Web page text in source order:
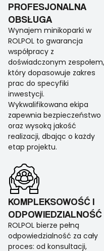
PROFESJONALNA
OBSŁUGA
Wynajem minikoparki w
ROLPOL to gwarancja
współpracy z
doświadczonym zespołem,
który dopasowuje zakres
prac do specyfiki
inwestycji.
Wykwalifikowana ekipa
zapewnia bezpieczeństwo
oraz wysoką jakość
realizacji, dbając o każdy
etap projektu.
KOMPLEKSOWOŚĆ I
ODPOWIEDZIALNOŚĆ
ROLPOL bierze pełną
odpowiedzialność za cały
proces: od konsultacji,